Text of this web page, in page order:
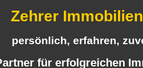
Zehrer
persönlich, erfahren,
für erfolgreichen